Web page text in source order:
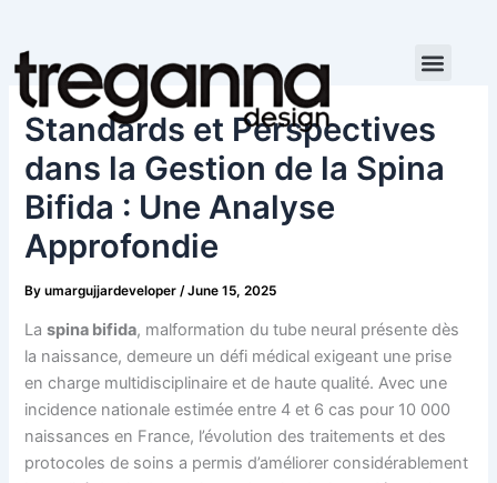
content
Standards et Perspectives
dans la Gestion de la Spina
Bifida : Une Analyse
Approfondie
Byumargujjardeveloper /June 15, 2025
Laspina bifida, malformation du tube neural présente dès
la naissance, demeure un défi médical exigeant une prise
en charge multidisciplinaire et de haute qualité. Avec une
incidence nationale estimée entre 4 et 6 cas pour 10 000
naissances en France, l’évolution des traitements et des
protocoles de soins a permis d’améliorer considérablement